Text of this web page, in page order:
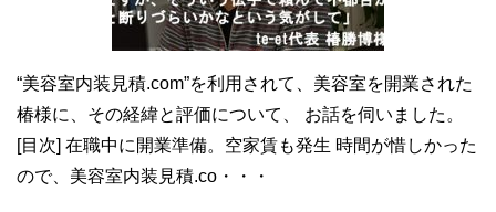
“美容室内装見積.com”を利用されて、美容室を開業された
椿様に、その経緯と評価について、 お話を伺いました。
[目次] 在職中に開業準備。空家賃も発生 時間が惜しかった
ので、美容室内装見積.co・・・